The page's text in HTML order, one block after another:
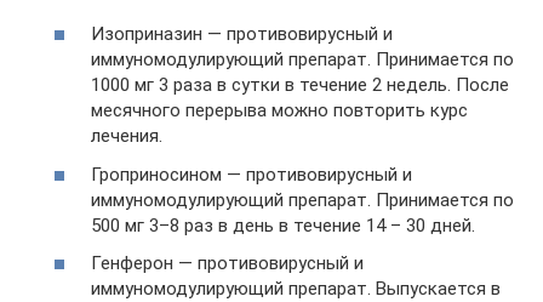
Изоприназин — противовирусный и
иммуномодулирующий препарат. Принимается по
1000 мг 3 раза в сутки в течение 2 недель. После
месячного перерыва можно повторить курс
лечения.
Гроприносином — противовирусный и
иммуномодулирующий препарат. Принимается по
500 мг 3–8 раз в день в течение 14 – 30 дней.
Генферон — противовирусный и
иммуномодулирующий препарат. Выпускается в